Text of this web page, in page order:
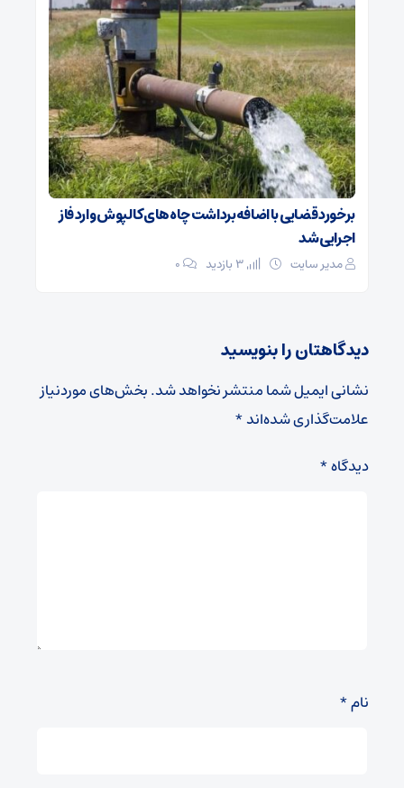
برخورد قضایی با اضافه‌برداشت چاه‌های کالپوش وارد فاز
اجرایی شد
مدیر سایت ۰
دیدگاهتان را بنویسید
نشانی ایمیل شما منتشر نخواهد شد.بخش‌های موردنیاز
علامت‌گذاری شده‌اند*
دیدگاه*
نام*